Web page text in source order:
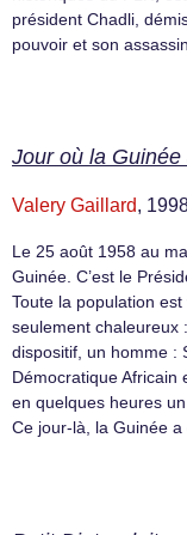
président Chadli,
pouvoir et son
Jour où la
Valery Gaillard,
Le 25 août 1958 au
Guinée. C’est le
Toute la population est
seulement
dispositif, un homme :
Démocratique Africain
en quelques heures
Ce jour-là, la Guinée